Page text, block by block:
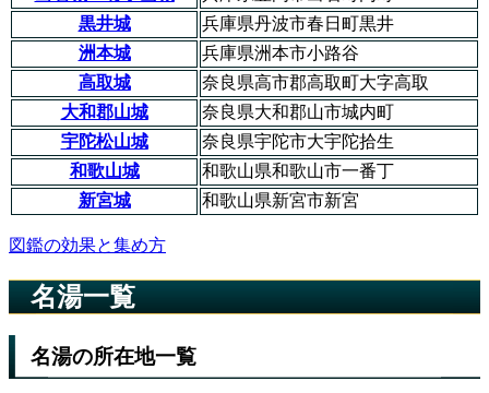
黒井城
兵庫県丹波市春日町黒井
洲本城
兵庫県洲本市小路谷
高取城
奈良県高市郡高取町大字高取
大和郡山城
奈良県大和郡山市城内町
宇陀松山城
奈良県宇陀市大宇陀拾生
和歌山城
和歌山県和歌山市一番丁
新宮城
和歌山県新宮市新宮
図鑑の効果と集め方
名湯一覧
名湯の所在地一覧